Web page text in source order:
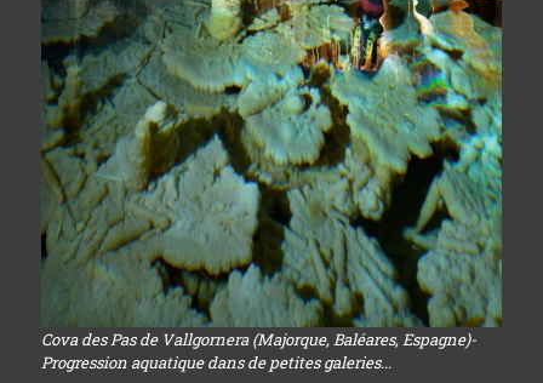
Cova des Pas de Vallgornera (Majorque, Baléares, Espagne)-
Progression aquatique dans de petites galeries...